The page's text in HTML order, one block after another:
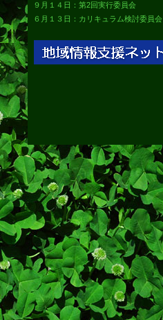
９月１４日：第2回実行委員会
６月１３日：カリキュラム検討委員会